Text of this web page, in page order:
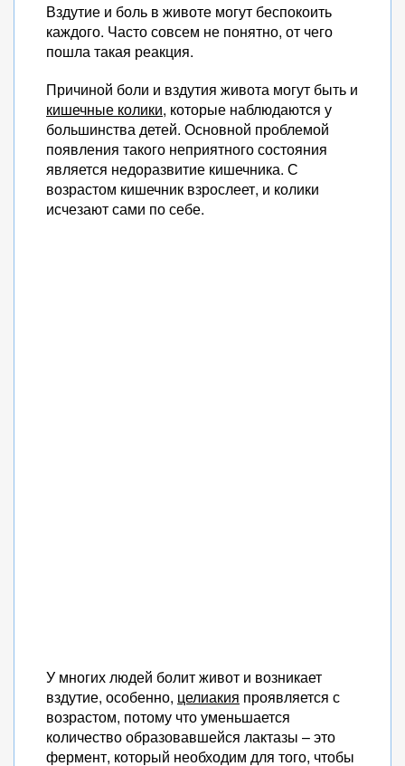
Вздутие и боль в животе могут беспокоить
каждого. Часто совсем не понятно, от чего
пошла такая реакция.
Причиной боли и вздутия живота могут быть и
кишечные колики, которые наблюдаются у
большинства детей. Основной проблемой
появления такого неприятного состояния
является недоразвитие кишечника. С
возрастом кишечник взрослеет, и колики
исчезают сами по себе.
У многих людей болит живот и возникает
вздутие, особенно, целиакия проявляется с
возрастом, потому что уменьшается
количество образовавшейся лактазы – это
фермент, который необходим для того, чтобы